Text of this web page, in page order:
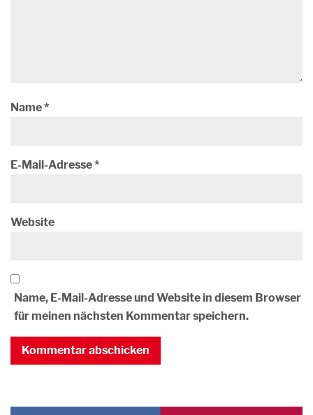
Name*
E-Mail-Adresse*
Website
Name, E-Mail-Adresse und Website in diesem Browser
für meinen nächsten Kommentar speichern.